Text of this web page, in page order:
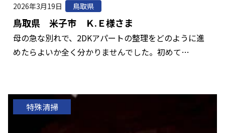
2026年3月19日 鳥取県
鳥取県 米子市 Ｋ.Ｅ様さま
母の急な別れで、2DKアパートの整理をどのように進
めたらよいか全く分かりませんでした。初めて…
特殊清掃